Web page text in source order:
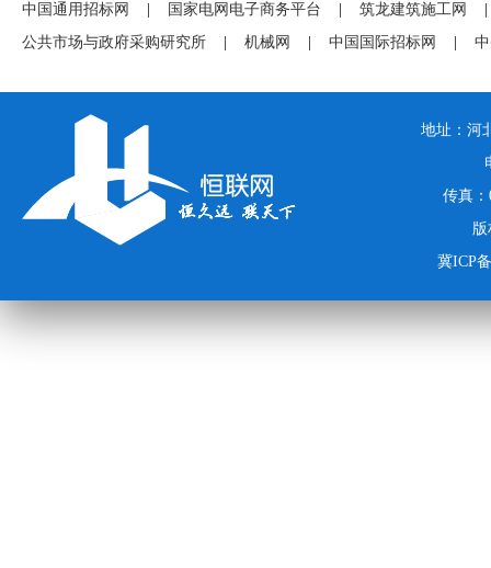
中国通用招标网
国家电网电子商务平台 筑龙建筑施工网
公共市场与政府采购研究所
机械网 中国国际招标网
地址：河
传真
冀ICP